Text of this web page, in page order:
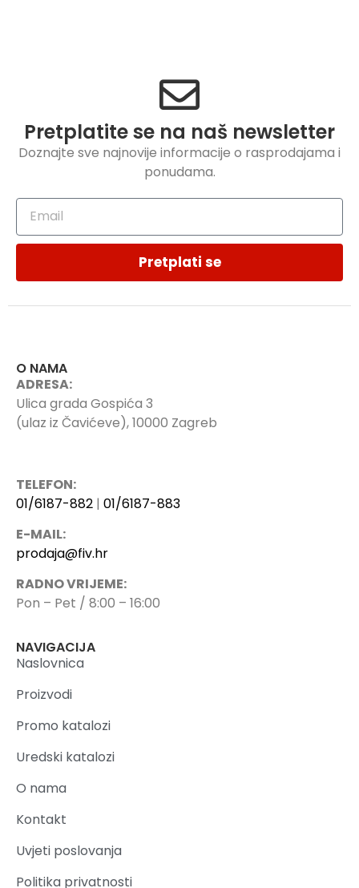
Pretplatite se na naš newsletter
Doznajte sve najnovije informacije o rasprodajama i
ponudama.
Pretplati se
O NAMA
ADRESA:
Ulica grada Gospića 3
(ulaz iz Čavićeve), 10000 Zagreb
TELEFON:
01/6187-882 | 01/6187-883
E-MAIL:
prodaja@fiv.hr
RADNO VRIJEME:
Pon – Pet / 8:00 – 16:00
NAVIGACIJA
Naslovnica
Proizvodi
Promo katalozi
Uredski katalozi
O nama
Kontakt
Uvjeti poslovanja
Politika privatnosti